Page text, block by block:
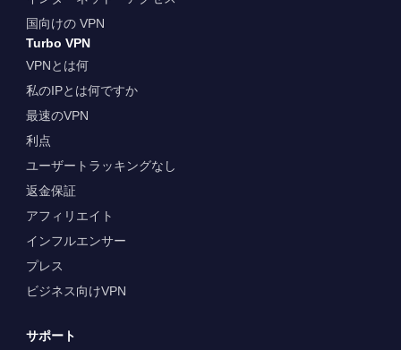
国向けの VPN
Turbo VPN
VPNとは何
私のIPとは何ですか
最速のVPN
利点
ユーザートラッキングなし
返金保証
アフィリエイト
インフルエンサー
プレス
ビジネス向けVPN
サポート